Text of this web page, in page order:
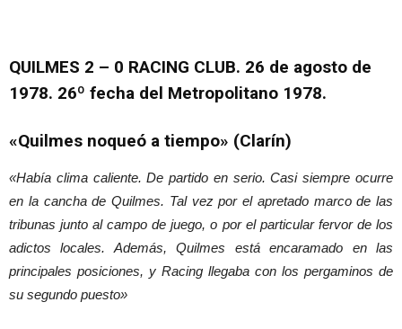
QUILMES 2 – 0 RACING CLUB. 26 de agosto de
1978. 26º fecha del Metropolitano 1978.
«Quilmes noqueó a tiempo» (Clarín)
«Había clima caliente. De partido en serio. Casi siempre ocurre
en la cancha de Quilmes. Tal vez por el apretado marco de las
tribunas junto al campo de juego, o por el particular fervor de los
adictos locales. Además, Quilmes está encaramado en las
principales posiciones, y Racing llegaba con los pergaminos de
su segundo puesto»